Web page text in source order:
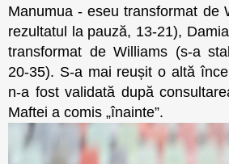
Manumua - eseu transformat de
rezultatul la pauză, 13-21),
transformat de Williams (s-a
20-35). S-a mai reușit o altă
n-a fost validată după
Maftei a comis „înainte”.